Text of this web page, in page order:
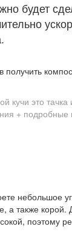
будет
кучи это тачка
небольшое
а также
поэтому